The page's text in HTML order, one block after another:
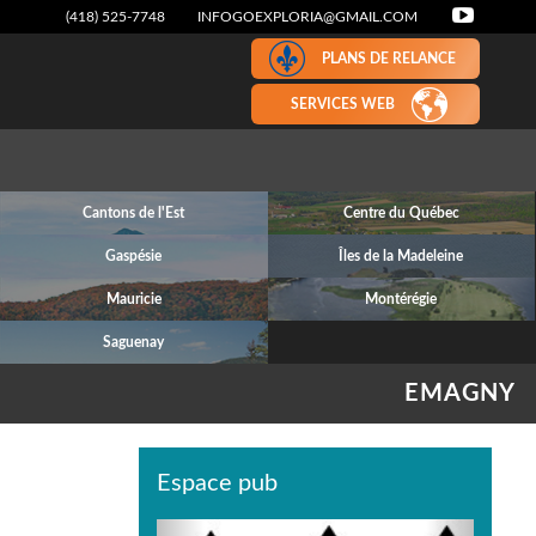
(418) 525-7748 INFOGOEXPLORIA@GMAIL.COM
PLANS DE RELANCE
SERVICES WEB
Cantons de l'Est Centre du Québec
Gaspésie Îles de la Madeleine
Mauricie Montérégie
Saguenay
EMAGNY
Espace pub
Previous Next